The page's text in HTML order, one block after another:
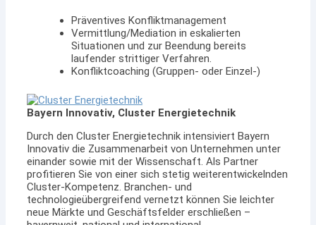
Präventives Konfliktmanagement
Vermittlung/Mediation in eskalierten
Situationen und zur Beendung bereits
laufender strittiger Verfahren.
Konfliktcoaching (Gruppen- oder Einzel-)
Bayern Innovativ, Cluster Energietechnik
Durch den Cluster Energietechnik intensiviert Bayern
Innovativ die Zusammenarbeit von Unternehmen unter
einander sowie mit der Wissenschaft. Als Partner
profitieren Sie von einer sich stetig weiterentwickelnden
Cluster-Kompetenz. Branchen- und
technologieübergreifend vernetzt können Sie leichter
neue Märkte und Geschäftsfelder erschließen –